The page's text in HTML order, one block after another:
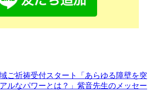
ご祈祷受付スタート「あらゆる障壁を突
ルなパワーとは？」紫音先生のメッセー